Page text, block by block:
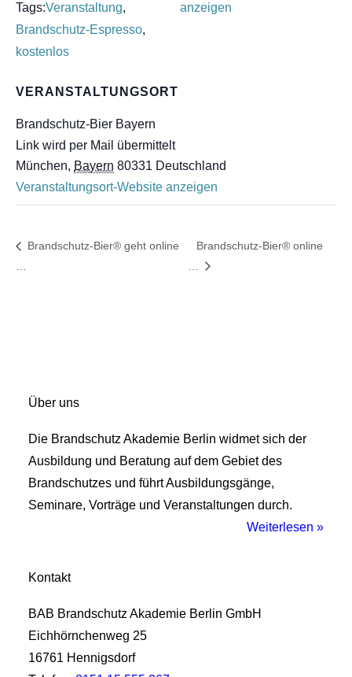
Tags:Veranstaltung,
Brandschutz-Espresso,
kostenlos
VERANSTALTUNGSORT
Brandschutz-Bier Bayern
Link wird per Mail übermittelt
München, Bayern 80331 Deutschland
Veranstaltungsort-Website anzeigen
anzeigen
Brandschutz-Bier® geht online
Brandschutz-Bier® online
Über uns
Die Brandschutz Akademie Berlin widmet sich der
Ausbildung und Beratung auf dem Gebiet des
Brandschutzes und führt Ausbildungsgänge,
Seminare, Vorträge und Veranstaltungen durch.
Weiterlesen »
Kontakt
BAB Brandschutz Akademie Berlin GmbH
Eichhörnchenweg 25
16761 Hennigsdorf